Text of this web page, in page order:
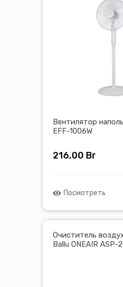
Вентилятор
EFF-1006W
216,00 Br
Посмотреть
Очиститель
Ballu ONEAIR ASP-